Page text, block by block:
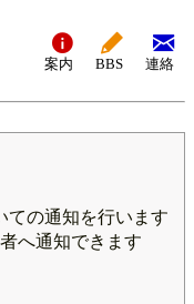
案内 BBS 連絡
ての通知を行います
へ通知できます